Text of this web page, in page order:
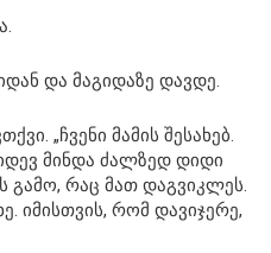
და მაგიდაზე დავდე.
„ჩვენი მამის შესახებ.
მინდა ძალზედ დიდი
გამო, რაც მათ დაგვიკლეს.
იმისთვის, რომ დავიჯერე,